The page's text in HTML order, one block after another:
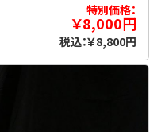
特別価格：
￥8,000円
税込：￥8,800円